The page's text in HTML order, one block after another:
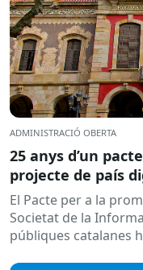
ADMINISTRACIÓ OBERTA
25 anys d’un
projecte de país
El Pacte per a la
Societat de la
públiques catalanes